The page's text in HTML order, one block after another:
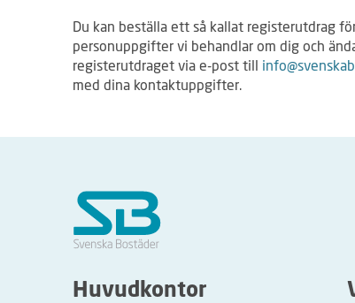
Du kan beställa ett så kallat registerutdrag
personuppgifter vi behandlar om dig och
registerutdraget via e-post till
med dina kontaktuppgifter.
Huvudkontor